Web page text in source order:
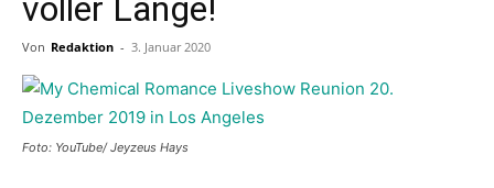
voller Länge!
Von Redaktion - 3. Januar 2020
Foto: YouTube/ Jeyzeus Hays